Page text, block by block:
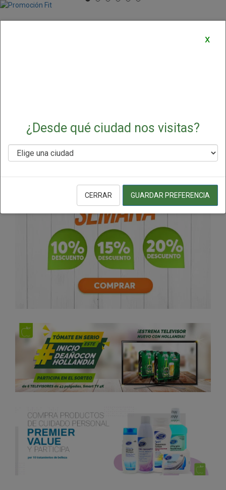
x
¿Desde qué ciudad nos visitas?
CERRAR GUARDAR PREFERENCIA